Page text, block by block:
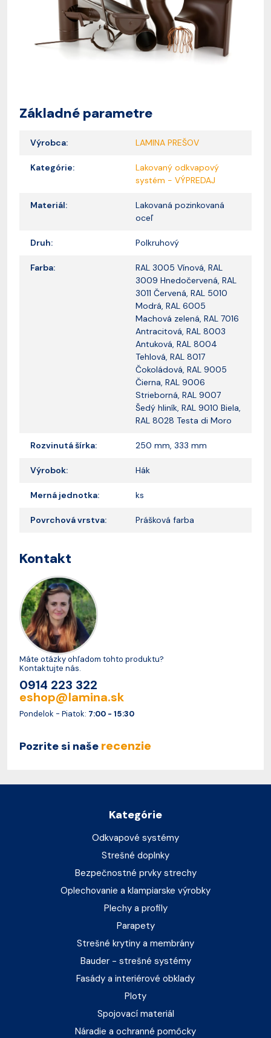
Základné parametre
Výrobca: LAMINA PREŠOV
Kategórie:
Lakovaný odkvapový
systém - VÝPREDAJ
Materiál:
Lakovaná pozinkovaná
oceľ
Druh: Polkruhový
Farba:
RAL 3005 Vínová, RAL
3009 Hnedočervená, RAL
3011 Červená, RAL 5010
Modrá, RAL 6005
Machová zelená, RAL 7016
Antracitová, RAL 8003
Antuková, RAL 8004
Tehlová, RAL 8017
Čokoládová, RAL 9005
Čierna, RAL 9006
Strieborná, RAL 9007
Šedý hliník, RAL 9010 Biela,
RAL 8028 Testa di Moro
Rozvinutá šírka: 250 mm, 333 mm
Výrobok: Hák
Merná jednotka: ks
Povrchová vrstva: Prášková farba
Kontakt
Máte otázky ohľadom tohto produktu?
Kontaktujte nás.
0914 223 322
eshop@lamina.sk
Pondelok - Piatok: 7:00 - 15:30
Pozrite si naše recenzie
Kategórie
Odkvapové systémy
Strešné doplnky
Bezpečnostné prvky strechy
Oplechovanie a klampiarske výrobky
Plechy a profily
Parapety
Strešné krytiny a membrány
Bauder - strešné systémy
Fasády a interiérové obklady
Ploty
Spojovací materiál
Náradie a ochranné pomôcky